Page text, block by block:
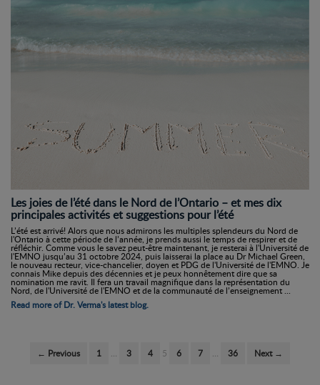
Les joies de l’été dans le Nord de l’Ontario – et mes dix
principales activités et suggestions pour l’été
L’été est arrivé! Alors que nous admirons les multiples splendeurs du Nord de
l'Ontario à cette période de l’année, je prends aussi le temps de respirer et de
réfléchir. Comme vous le savez peut-être maintenant, je resterai à l'Université de
l'EMNO jusqu’au 31 octobre 2024, puis laisserai la place au Dr Michael Green,
le nouveau recteur, vice-chancelier, doyen et PDG de l'Université de l'EMNO. Je
connais Mike depuis des décennies et je peux honnêtement dire que sa
nomination me ravit. Il fera un travail magnifique dans la représentation du
Nord, de l'Université de l'EMNO et de la communauté de l’enseignement ...
Read more of Dr. Verma's latest blog.
← Previous 1 … 3 4 5 6 7 … 36 Next →